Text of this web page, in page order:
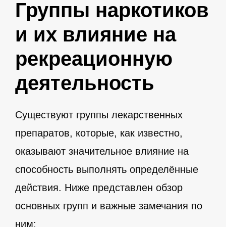
Группы наркотиков
и их влияние на
рекреационную
деятельность
Существуют группы лекарственных
препаратов, которые, как известно,
оказывают значительное влияние на
способность выполнять определённые
действия. Ниже представлен обзор
основных групп и важные замечания по
ним: